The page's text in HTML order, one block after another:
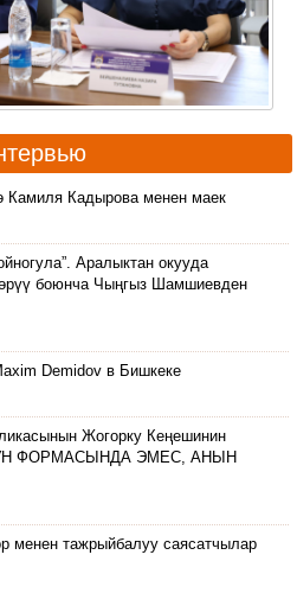
Камиля Кадырова менен маек
Аралыктан окууда
боюнча Чыңгыз Шамшиевден
Demidov в Бишкеке
Жогорку Кеңешинин
ФОРМАСЫНДА ЭМЕС, АНЫН
тажрыйбалуу саясатчылар